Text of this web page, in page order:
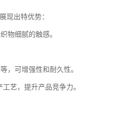
现出特优势：
物细腻的触感。
，可增强性和耐久性。
艺，提升产品竞争力。